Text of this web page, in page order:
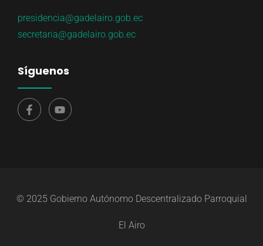
presidencia@gadelairo.gob.ec
secretaria@gadelairo.gob.ec
Síguenos
© 2025 Gobierno Autónomo Descentralizado Parroquial
El Airo